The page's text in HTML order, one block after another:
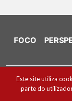
FOCO
Ficha Técnica e
Política de
Este site utiliza
parte do